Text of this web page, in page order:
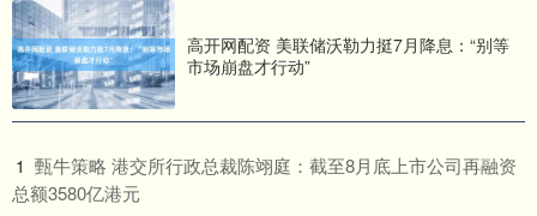
高开网配资 美联储沃勒力挺7月降息：“别等
市场崩盘才行动”
1 ​甄牛策略 港交所行政总裁陈翊庭：截至8月底上市公司再融资
总额3580亿港元